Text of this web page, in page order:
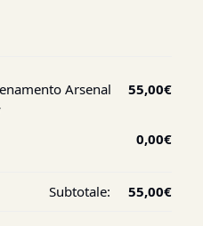
Arsenal
55,00€
0,00€
Subtotale: 55,00€